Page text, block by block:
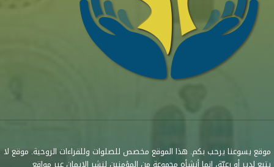
موقع يسوعنا يرحب بكم. هذا الموقع مخصص للصلوات وللقراءات الروحية. موقع لا